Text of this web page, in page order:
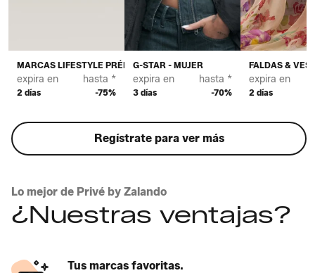
MARCAS LIFESTYLE PRÉMIUM - MUJER
expira en
2 días
hasta *
-75%
G-STAR - MUJER
expira en
3 días
hasta *
-70%
FALDAS &
expira en
2 días
Regístrate para ver más
Lo mejor de Privé by Zalando
¿Nuestras ventajas?
Tus marcas favoritas.